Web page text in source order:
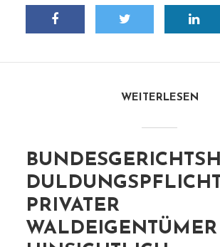
WEITERLESEN
PRIVATER
WALDEIGENTÜMER